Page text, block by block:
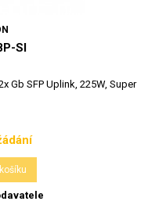
SI
Gb SFP Uplink, 225W, Super